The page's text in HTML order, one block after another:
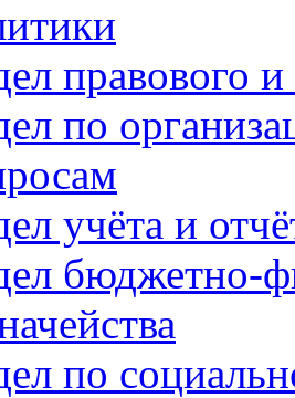
правового
по
учёта и
бюджетно-
по